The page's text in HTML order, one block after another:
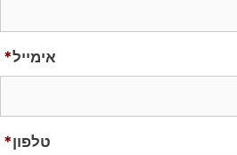
אימייל*
טלפון*